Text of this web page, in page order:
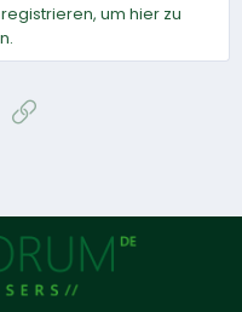
um hier zu
E-Mail